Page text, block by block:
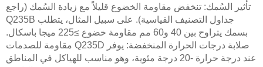
تأثير السُمك: تنخفض مقاومة الخضوع قليلاً مع زيادة السُمك (راجع
جداول التصنيف القياسية). على سبيل المثال، يتطلب Q235B
بسمك يتراوح بين 40 و60 مم مقاومة خضوع ≥225 ميجا باسكال.
صلابة درجات الحرارة المنخفضة: يوفر Q235D مقاومة للصدمات
عند درجة حرارة -20 درجة مئوية، وهو مناسب للهياكل في المناطق